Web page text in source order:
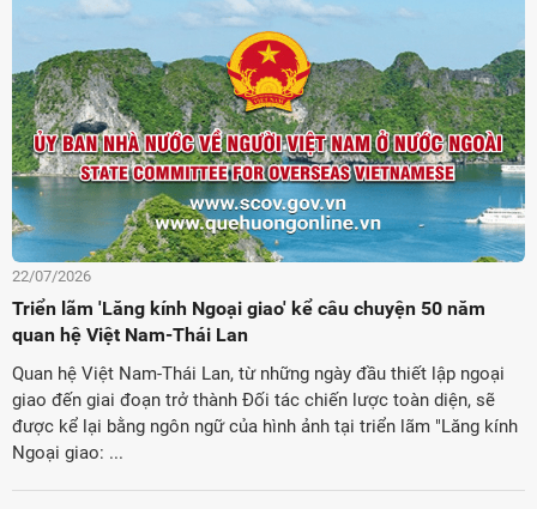
22/07/2026
Triển lãm 'Lăng kính Ngoại giao' kể câu chuyện 50 năm
quan hệ Việt Nam-Thái Lan
Quan hệ Việt Nam-Thái Lan, từ những ngày đầu thiết lập ngoại
giao đến giai đoạn trở thành Đối tác chiến lược toàn diện, sẽ
được kể lại bằng ngôn ngữ của hình ảnh tại triển lãm "Lăng kính
Ngoại giao: ...